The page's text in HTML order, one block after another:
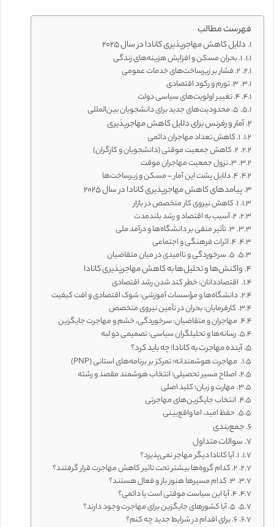
فهرست مطالب
دلایل کاهش مهاجرپذیری کانادا در سال ۲۰۲۵
۱. بحران مسکن و افزایش هزینه‌های زندگی
۲. فشار بر زیرساخت‌های خدمات عمومی
۳. تورم و رکود اقتصادی
۴. تغییر اولویت‌های سیاسی دولت
۵. محدودیت‌های جدید برای دانشجویان بین‌المللی
آمار و رفرنس برای دلایل کاهش مهاجرپذیری
۱. کاهش تعداد مهاجران دائمی
۲. کاهش جمعیت موقتی (دانشجویان و کارگران)
۳. نزول جمعیت مهاجران موقت
۴. دلایل پشت این آمار – مسکن و زیرساخت‌ها
پیامدهای کاهش مهاجرپذیری کانادا در سال ۲۰۲۵
۱. کاهش نیروی کار متخصص در بازار
۲. آسیب به اقتصاد و رشد بلندمدت
۳. تأثیر منفی بر دانشگاه‌ها و درآمد ملی
۴. اثرات فرهنگی و اجتماعی
۵. سرخوردگی و ناامیدی در میان متقاضیان
واکنش‌ها و تحلیل‌ها به کاهش مهاجرپذیری کانادا
اقتصاددانان: خطر کند شدن رشد اقتصادی
دانشگاه‌ها و مؤسسات آموزشی: شوک اقتصادی و افت کیفیت
کارفرمایان: بحران در تأمین نیروی متخصص
مهاجران و متقاضیان: سرخوردگی، خشم و مهاجرت جایگزین
رسانه‌ها و تحلیلگران سیاسی: تصمیمی دو لبه
آینده مهاجرت به کانادا؛ چه باید کرد؟
مهاجرت هوشمندانه؛ تمرکز بر برنامه‌های استانی (PNP)
اصلاح مسیر تحصیلی؛ انتخاب هوشمند مقصد و رشته
مهارت و زبان؛ کلید اصلی
انتخاب جایگزین‌های مهاجرتی
حفظ امید، اما واقع‌بینی
جمع‌بندی
سوالات متداول
۱. آیا کانادا دیگر مهاجر نمی‌پذیرد؟
۲. کدام گروه‌ها بیشتر تحت تاثیر کاهش مهاجرت قرار گرفتند؟
۳. کدام مسیرها هنوز باز و فعال هستند؟
۴. آیا این سیاست موقتی است یا دائمی؟
۵. آیا کشورهای جایگزین برای مهاجرت وجود دارند؟
۶. برای اقدام در شرایط جدید چه کنم؟